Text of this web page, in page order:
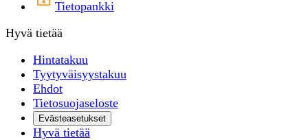
Tietopankki
Hyvä tietää
Hintatakuu
Tyytyväisyystakuu
Ehdot
Tietosuojaseloste
Evästeasetukset
Hyvä tietää